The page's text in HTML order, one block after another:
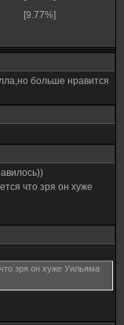
[9.77%]
больше нравится
что зря он хуже
зря он хуже Уильяма